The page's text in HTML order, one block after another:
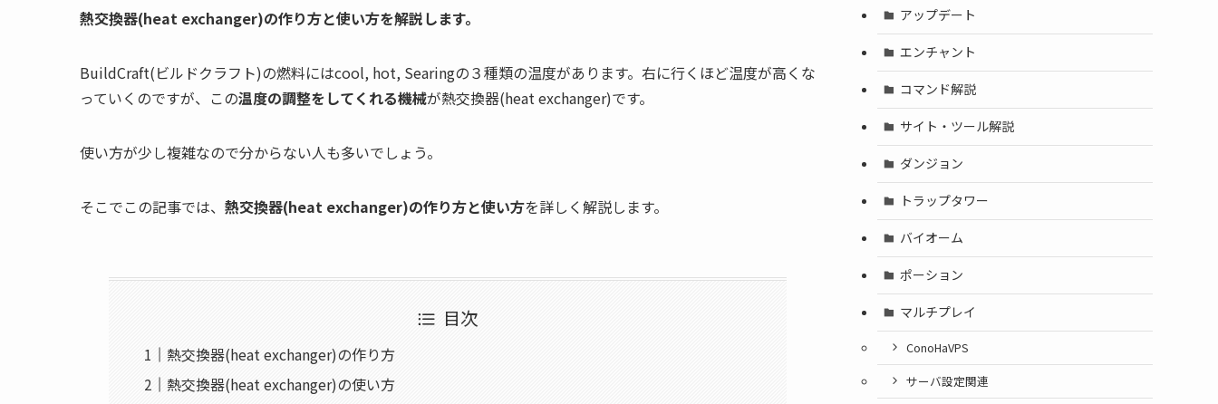
熱交換器(heat exchanger)の作り方と使い方を解説します。
BuildCraft(ビルドクラフト)の燃料にはcool, hot, Searingの３種類の温度があります。右に行くほど温度が高くな
っていくのですが、この温度の調整をしてくれる機械が熱交換器(heat exchanger)です。
使い方が少し複雑なので分からない人も多いでしょう。
そこでこの記事では、 熱交換器(heat exchanger)の作り方と使い方を詳しく解説します。
目次
熱交換器(heat exchanger)の作り方
熱交換器(heat exchanger)の使い方
アップデート
エンチャント
コマンド解説
サイト・ツール解説
ダンジョン
トラップタワー
バイオーム
ポーション
マルチプレイ
ConoHaVPS
サーバ設定関連